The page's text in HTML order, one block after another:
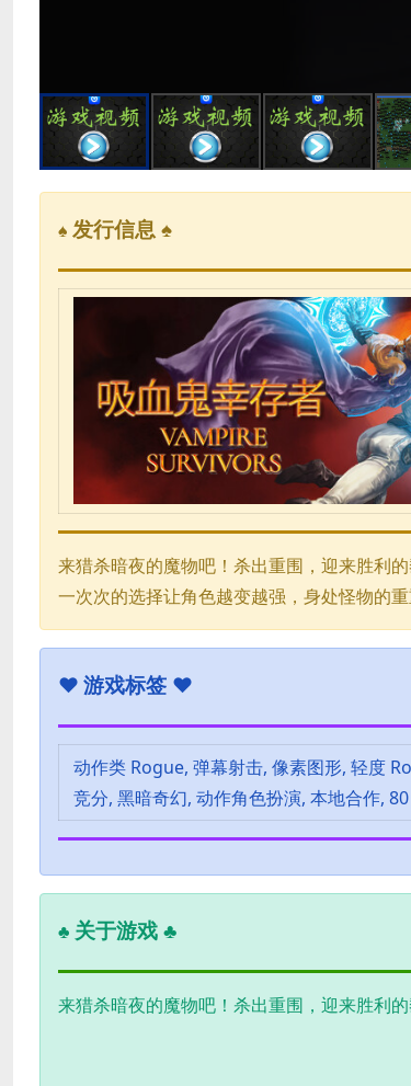
♠ 发行信息 ♠
来猎杀暗夜的魔物吧！杀出重围，迎来胜利
一次次的选择让角色越变越强，身处怪物的重
♥ 游戏标签 ♥
动作类 Rogue, 弹幕射击, 像素图形, 轻度
竞分, 黑暗奇幻, 动作角色扮演, 本地合作,
♣ 关于游戏 ♣
来猎杀暗夜的魔物吧！杀出重围，迎来胜利的